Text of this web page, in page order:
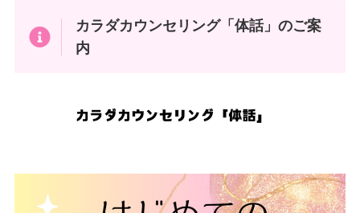
カラダカウンセリング「体話」のご案
内